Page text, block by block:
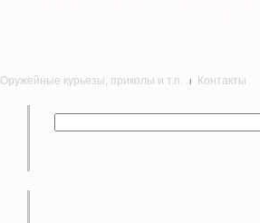
Оружейные курьезы, приколы и т.п. Контакты